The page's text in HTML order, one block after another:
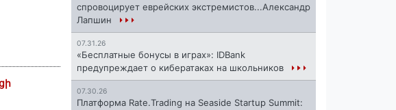
спровоцирует еврейских экстремистов...Александр
Лапшин
07.31.26
«Бесплатные бонусы в играх»: IDBank
предупреждает о кибератаках на школьников
07.30.26
Платформа Rate.Trading на Seaside Startup Summit: